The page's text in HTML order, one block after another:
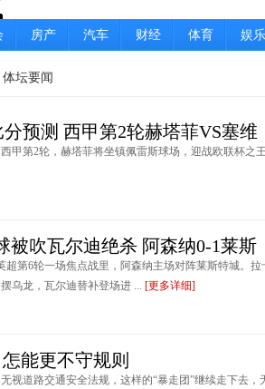
房产 汽车 财经 体育 娱乐
体坛要闻
预测 西甲第2轮赫塔菲VS塞维
甲第2轮，赫塔菲将坐镇佩雷斯球场，迎战欧联杯之
被吹瓦尔迪绝杀 阿森纳0-1莱斯
超第6轮一场焦点战里，阿森纳主场对阵莱斯特城。
乌龙，瓦尔迪替补登场进 ... [更多详细]
能更不守规则
道路交通安全法规，这样的“暴走团”继续走下去，